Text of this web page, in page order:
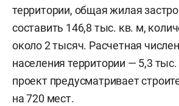
территории, общая жилая
составить 146,8 тыс. кв. м,
около 2 тысяч. Расчетная
населения территории — 5,3
проект предусматривает
на 720 мест.